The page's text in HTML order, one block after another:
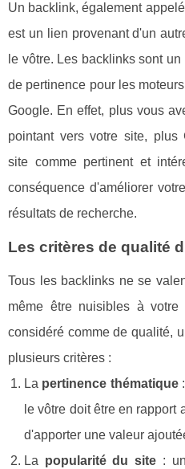
Un backlink, également
est un lien provenant d'un
le vôtre. Les backlinks sont
de pertinence pour les
Google. En effet, plus vous
pointant vers votre site, plus
site comme pertinent et
conséquence d'améliorer
résultats de recherche.
Les critères de qualité
Tous les backlinks ne se
même être nuisibles à votre
considéré comme de qualité,
plusieurs critères :
La pertinence thématique:
le vôtre doit être en rapport
d'apporter une valeur
La popularité du site :